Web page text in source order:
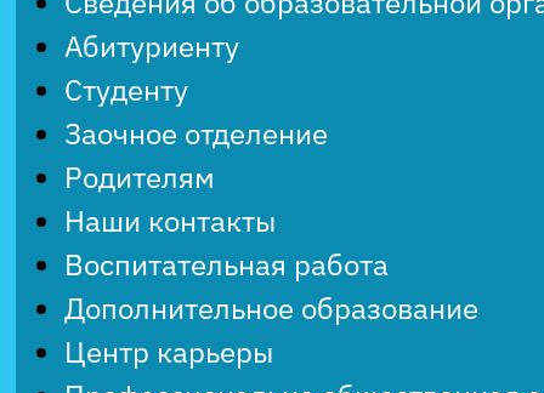
Абитуриенту
Студенту
Заочное отделение
Родителям
Наши контакты
Воспитательная работа
Дополнительное образование
Центр карьеры